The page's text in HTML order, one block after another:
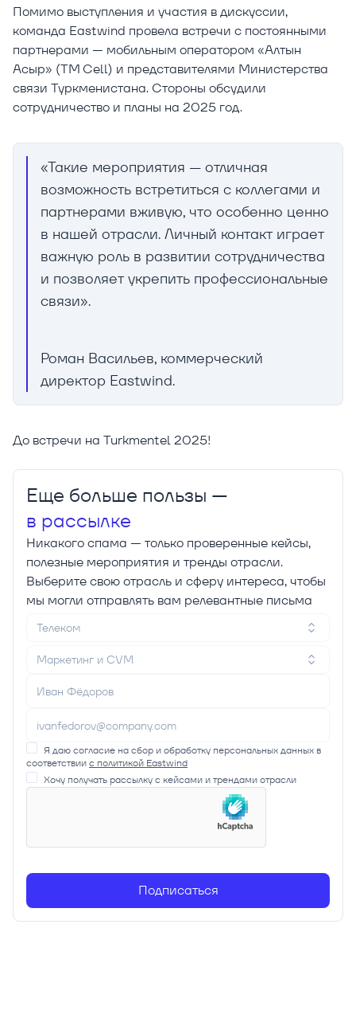
Помимо выступления и участия в дискуссии,
команда Eastwind провела встречи с постоянными
партнерами — мобильным оператором «Алтын
Асыр» (TM Cell) и представителями Министерства
связи Туркменистана. Стороны обсудили
сотрудничество и планы на 2025 год.
«Такие мероприятия — отличная
возможность встретиться с коллегами и
партнерами вживую, что особенно ценно
в нашей отрасли. Личный контакт играет
важную роль в развитии сотрудничества
и позволяет укрепить профессиональные
связи».
Роман Васильев, коммерческий
директор Eastwind.
До встречи на Turkmentel 2025!
Еще больше пользы —
в рассылке
Никакого спама — только проверенные кейсы,
полезные мероприятия и тренды отрасли.
Выберите свою отрасль и сферу интереса, чтобы
мы могли отправлять вам релевантные письма
Телеком
Маркетинг и CVM
Я даю согласие на сбор и обработку персональных данных в
соответствии с политикой Eastwind
Хочу получать рассылку с кейсами и трендами отрасли